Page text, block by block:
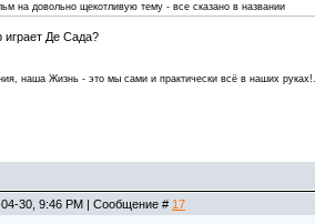
на довольно щекотливую тему - все сказано в названии
играет Де Сада?
наша Жизнь - это мы сами и практически всё в наших руках!..
30, 9:46 PM | Сообщение # 17